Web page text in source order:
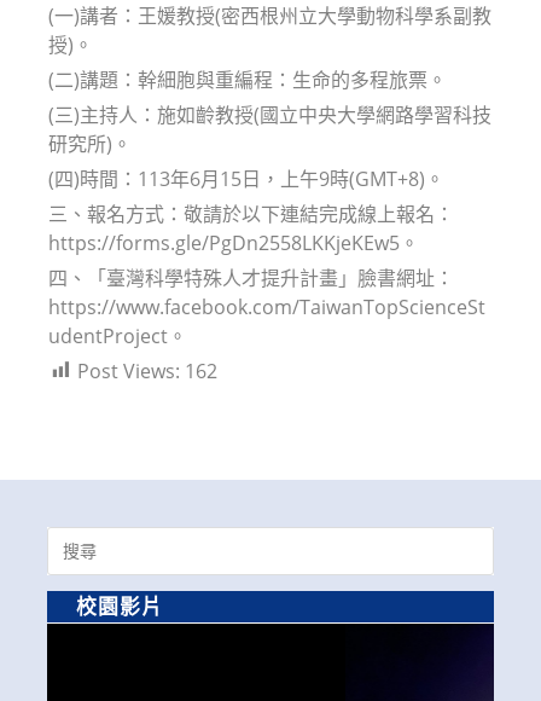
(一)講者：王媛教授(密西根州立大學動物科學系副教
授)。
(二)講題：幹細胞與重編程：生命的多程旅票。
(三)主持人：施如齡教授(國立中央大學網路學習科技
研究所)。
(四)時間：113年6月15日，上午9時(GMT+8)。
三、報名方式：敬請於以下連結完成線上報名：
https://forms.gle/PgDn2558LKKjeKEw5。
四、「臺灣科學特殊人才提升計畫」臉書網址：
https://www.facebook.com/TaiwanTopScienceSt
udentProject。
Post Views: 162
Search
for:
校園影片